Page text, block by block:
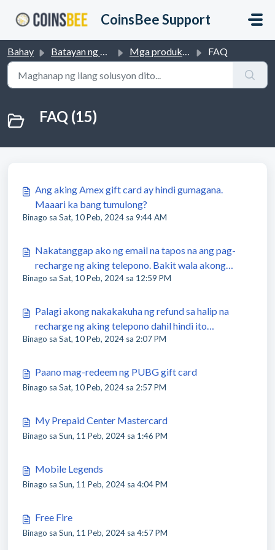
CoinsBee Support
Bahay Batayan ng kaalaman Mga produkto FAQ
FAQ (15)
Ang aking Amex gift card ay hindi gumagana.
Maaari ka bang tumulong?
Binago sa Sat, 10 Peb, 2024 sa 9:44 AM
Nakatanggap ako ng email na tapos na ang pag-
recharge ng aking telepono. Bakit wala akong
nakikita tungkol dito sa aking telepono?
Binago sa Sat, 10 Peb, 2024 sa 12:59 PM
Palagi akong nakakakuha ng refund sa halip na
recharge ng aking telepono dahil hindi ito
matagumpay. Bakit?
Binago sa Sat, 10 Peb, 2024 sa 2:07 PM
Paano mag-redeem ng PUBG gift card
Binago sa Sat, 10 Peb, 2024 sa 2:57 PM
My Prepaid Center Mastercard
Binago sa Sun, 11 Peb, 2024 sa 1:46 PM
Mobile Legends
Binago sa Sun, 11 Peb, 2024 sa 4:04 PM
Free Fire
Binago sa Sun, 11 Peb, 2024 sa 4:57 PM